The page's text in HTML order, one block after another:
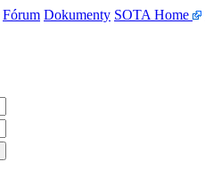
Fórum Dokumenty SOTA Home